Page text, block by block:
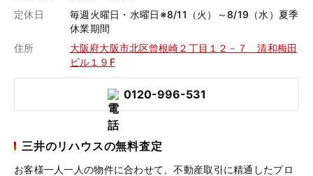
定休日
毎週火曜日・水曜日※8/11（火）～8/19（水）夏季
休業期間
住所
大阪府大阪市北区曾根崎２丁目１２－７ 清和梅田
ビル１９F
0120-996-531
三井のリハウスの無料査定
お客様一人一人の物件に合わせて、不動産取引に精通したプロ